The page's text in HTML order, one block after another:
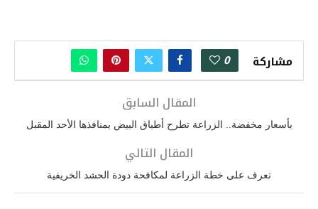
مشاركة 0
المقال السابق
بأسعار مخفضة.. الزراعة تطرح أطباق البيض بمنافذها الأحد المقبل
المقال التالي
تعرف على خطة الزراعة لمكافحة دودة الحشد الخريفية